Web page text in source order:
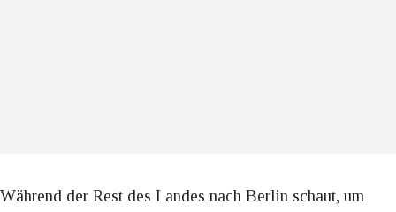
Während der Rest des Landes nach Berlin schaut, um